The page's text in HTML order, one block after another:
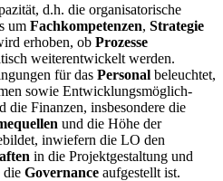
d.h. die organisatorische
um Fachkompetenzen, Strategie
erhoben, ob Prozesse
weiterentwickelt werden.
für das Personal beleuchtet,
sowie Entwicklungsmöglich-
die Finanzen, insbesondere die
und die Höhe der
inwiefern die LO den
in die Projektgestaltung und
Governance aufgestellt ist.